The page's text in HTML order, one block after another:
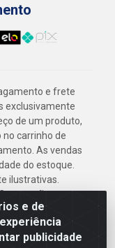
e de
publicidade
e frete
exclusivamente
de um produto,
no carrinho de
As vendas
do estoque.
ilustrativas.
em
- Guabiraba,
- CNPJ